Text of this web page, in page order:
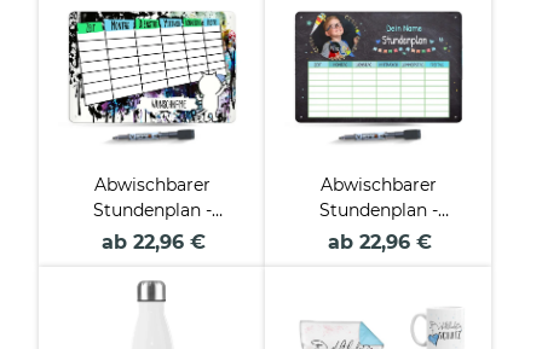
Name
personalisierbar
Abwischbarer
Stundenplan -
Metallschild
- Graffiti Katze - mit
ab 22,96 €
Abwischbarer
Stundenplan -
Metallschild
Foto und Name
personalisierbar
ab 22,96 €